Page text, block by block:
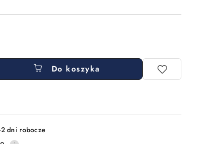
Do koszyka
2 dni robocze